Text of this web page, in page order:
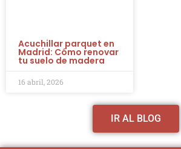
Acuchillar parquet en
Madrid: Cómo renovar
tu suelo de madera
16 abril, 2026
IR AL BLOG